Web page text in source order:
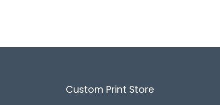
Custom Print Store